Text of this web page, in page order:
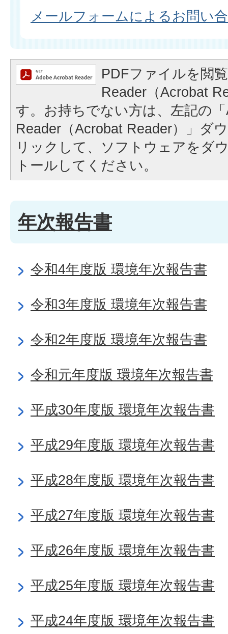
メールフォームによるお問い
PDFファイルを閲
Reader（Acrobat
す。お持ちでない方は、左記の
Reader（Acrobat Reader）」ダ
リックして、ソフトウェアをダ
トールしてください。
年次報告書
令和4年度版 環境年次報告書
令和3年度版 環境年次報告書
令和2年度版 環境年次報告書
令和元年度版 環境年次報告書
平成30年度版 環境年次報告書
平成29年度版 環境年次報告書
平成28年度版 環境年次報告書
平成27年度版 環境年次報告書
平成26年度版 環境年次報告書
平成25年度版 環境年次報告書
平成24年度版 環境年次報告書